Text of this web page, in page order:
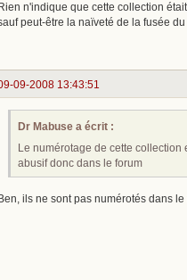
Rien n'indique que cette collection
peut-être la naïveté de la fusée du
09-2008 13:43:51
Dr Mabuse a écrit :
Le numérotage de cette collection
abusif donc dans le forum
Ben, ils ne sont pas numérotés dans le